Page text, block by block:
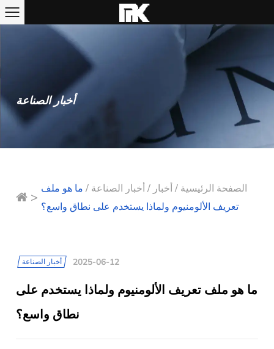
أخبار الصناعة
>
الصفحة الرئيسية / أخبار / أخبار الصناعة / ما هو ملف
تعريف الألومنيوم ولماذا يستخدم على نطاق واسع؟
أخبار الصناعة 2025-06-12
ما هو ملف تعريف الألومنيوم ولماذا يستخدم على
نطاق واسع؟